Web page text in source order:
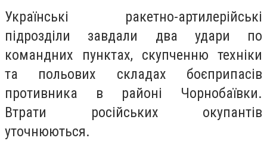
Українські ракетно-артилерійські
підрозділи завдали два удари по
командних пунктах, скупченню техніки
та польових складах боєприпасів
противника в районі Чорнобаївки.
Втрати російських окупантів
уточнюються.